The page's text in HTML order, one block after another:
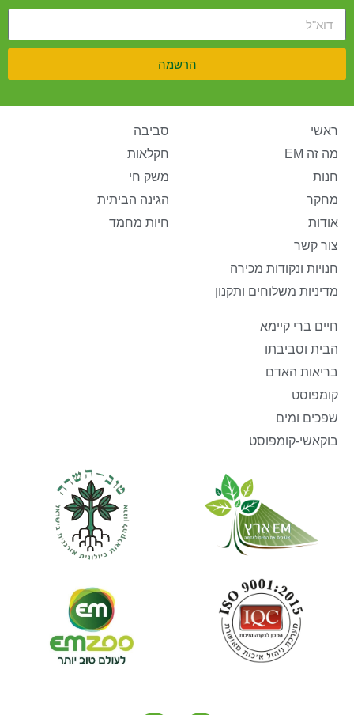
הרשמה
ראשי
מה זה EM
חנות
מחקר
אודות
צור קשר
חנויות ונקודות מכירה
מדיניות משלוחים ותקנון
סביבה
חקלאות
משק חי
הגינה הביתית
חיות מחמד
חיים ברי קיימא
הבית וסביבתו
בריאות האדם
קומפוסט
שפכים ומים
בוקאשי-קומפוסט